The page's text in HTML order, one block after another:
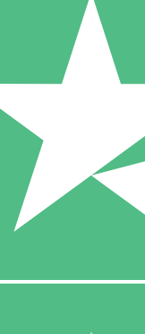
de Crédits
avec des crédits de
1 Téléchargement
10 00